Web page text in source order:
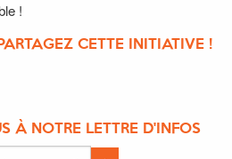
!
CETTE INITIATIVE !
À NOTRE LETTRE D'INFOS